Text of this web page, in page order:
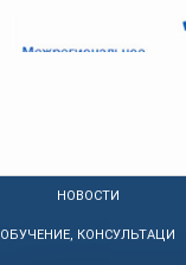
НОВОСТИ
ОБУЧЕНИЕ, КОНСУЛЬТАЦИИ